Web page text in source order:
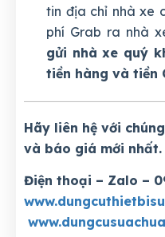
tin địa chỉ nhà xe
phí Grab ra nhà
gửi nhà xe quý
tiền hàng và tiền
Hãy liên hệ với
và báo giá mới nhất.
Điện thoại – Zalo –